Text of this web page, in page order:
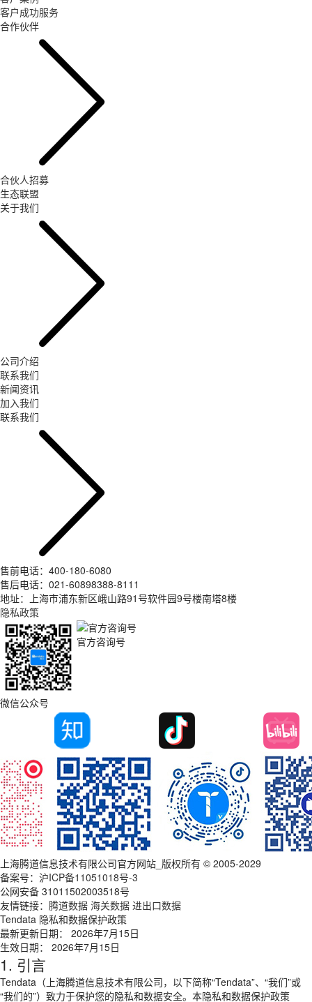
客户成功服务
合作伙伴
合伙人招募
生态联盟
关于我们
公司介绍
联系我们
新闻资讯
加入我们
联系我们
售前电话：400-180-6080
售后电话：021-60898388-8111
地址：上海市浦东新区峨山路91号软件园9号楼南塔8楼
隐私政策
微信公众号
官方咨询号
上海腾道信息技术有限公司官方网站_版权所有 © 2005-2029
备案号： 沪ICP备11051018号-3
公网安备 31011502003518号
友情链接： 腾道数据 海关数据 进出口数据
Tendata 隐私和数据保护政策
最新更新日期： 2026年7月15日
生效日期： 2026年7月15日
1. 引言
Tendata（上海腾道信息技术有限公司，以下简称“Tendata”、“我们”或
“我们的”）致力于保护您的隐私和数据安全。本隐私和数据保护政策